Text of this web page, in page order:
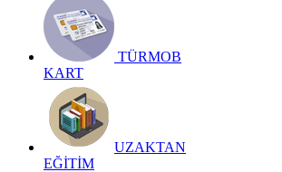
TÜRMOB
KART
UZAKTAN
EĞİTİM